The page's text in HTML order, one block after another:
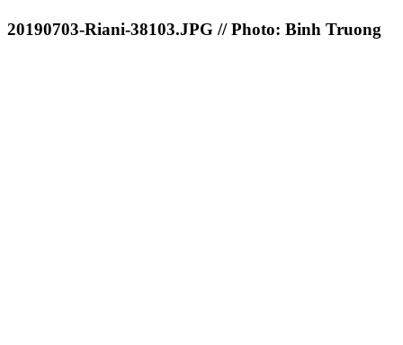
20190703-Riani-38103.JPG // Photo: Binh Truong